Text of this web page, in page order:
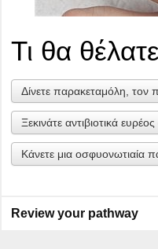
Τι θα
Δίνετε παρακεταμόλη, τον
Ξεκινάτε αντιβιοτικά
Κάνετε μια οσφυονωτιαία
Review your pathway